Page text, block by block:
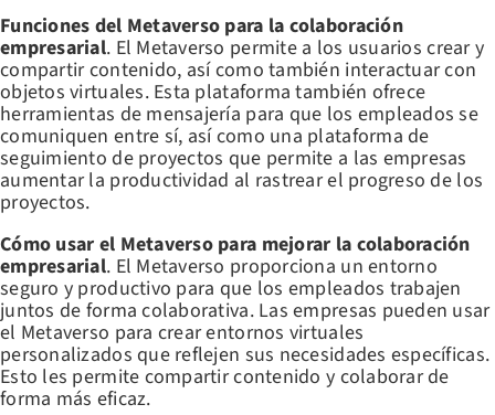
Funciones del Metaverso para la colaboración
empresarial. El Metaverso permite a los usuarios crear y
compartir contenido, así como también interactuar con
objetos virtuales. Esta plataforma también ofrece
herramientas de mensajería para que los empleados se
comuniquen entre sí, así como una plataforma de
seguimiento de proyectos que permite a las empresas
aumentar la productividad al rastrear el progreso de los
proyectos.
Cómo usar el Metaverso para mejorar la colaboración
empresarial. El Metaverso proporciona un entorno
seguro y productivo para que los empleados trabajen
juntos de forma colaborativa. Las empresas pueden usar
el Metaverso para crear entornos virtuales
personalizados que reflejen sus necesidades específicas.
Esto les permite compartir contenido y colaborar de
forma más eficaz.